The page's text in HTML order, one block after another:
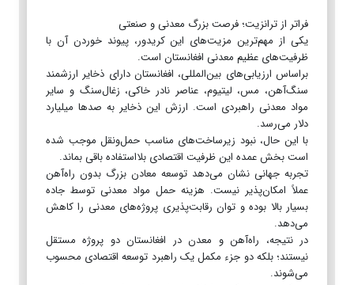
فراتر از ترانزیت؛ فرصت بزرگ معدنی و صنعتی
یکی از مهم‌ترین مزیت‌های این کریدور، پیوند خوردن آن با
ظرفیت‌های عظیم معدنی افغانستان است.
براساس ارزیابی‌های بین‌المللی، افغانستان دارای ذخایر ارزشمند
سنگ‌آهن، مس، لیتیوم، عناصر نادر خاکی، زغال‌سنگ و سایر
مواد معدنی راهبردی است. ارزش این ذخایر به صدها میلیارد
دلار می‌رسد.
با این حال، نبود زیرساخت‌های مناسب حمل‌ونقل موجب شده
است بخش عمده این ظرفیت اقتصادی بلااستفاده باقی بماند.
تجربه جهانی نشان می‌دهد توسعه معادن بزرگ بدون راه‌آهن
عملاً امکان‌پذیر نیست. هزینه حمل مواد معدنی توسط جاده
بسیار بالا بوده و توان رقابت‌پذیری پروژه‌های معدنی را کاهش
می‌دهد.
در نتیجه، راه‌آهن و معدن در افغانستان دو پروژه مستقل
نیستند؛ بلکه دو جزء مکمل یک راهبرد توسعه اقتصادی محسوب
می‌شوند.